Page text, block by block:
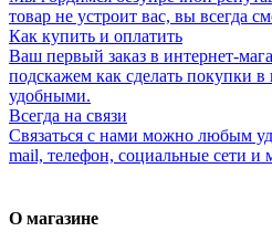
товар не устроит вас, вы всегда
Как купить и оплатить
Ваш первый заказ в интернет-
подскажем как сделать покупки
удобными.
Всегда на связи
Связаться с нами можно любым
mail, телефон, социальные сети и
О магазине